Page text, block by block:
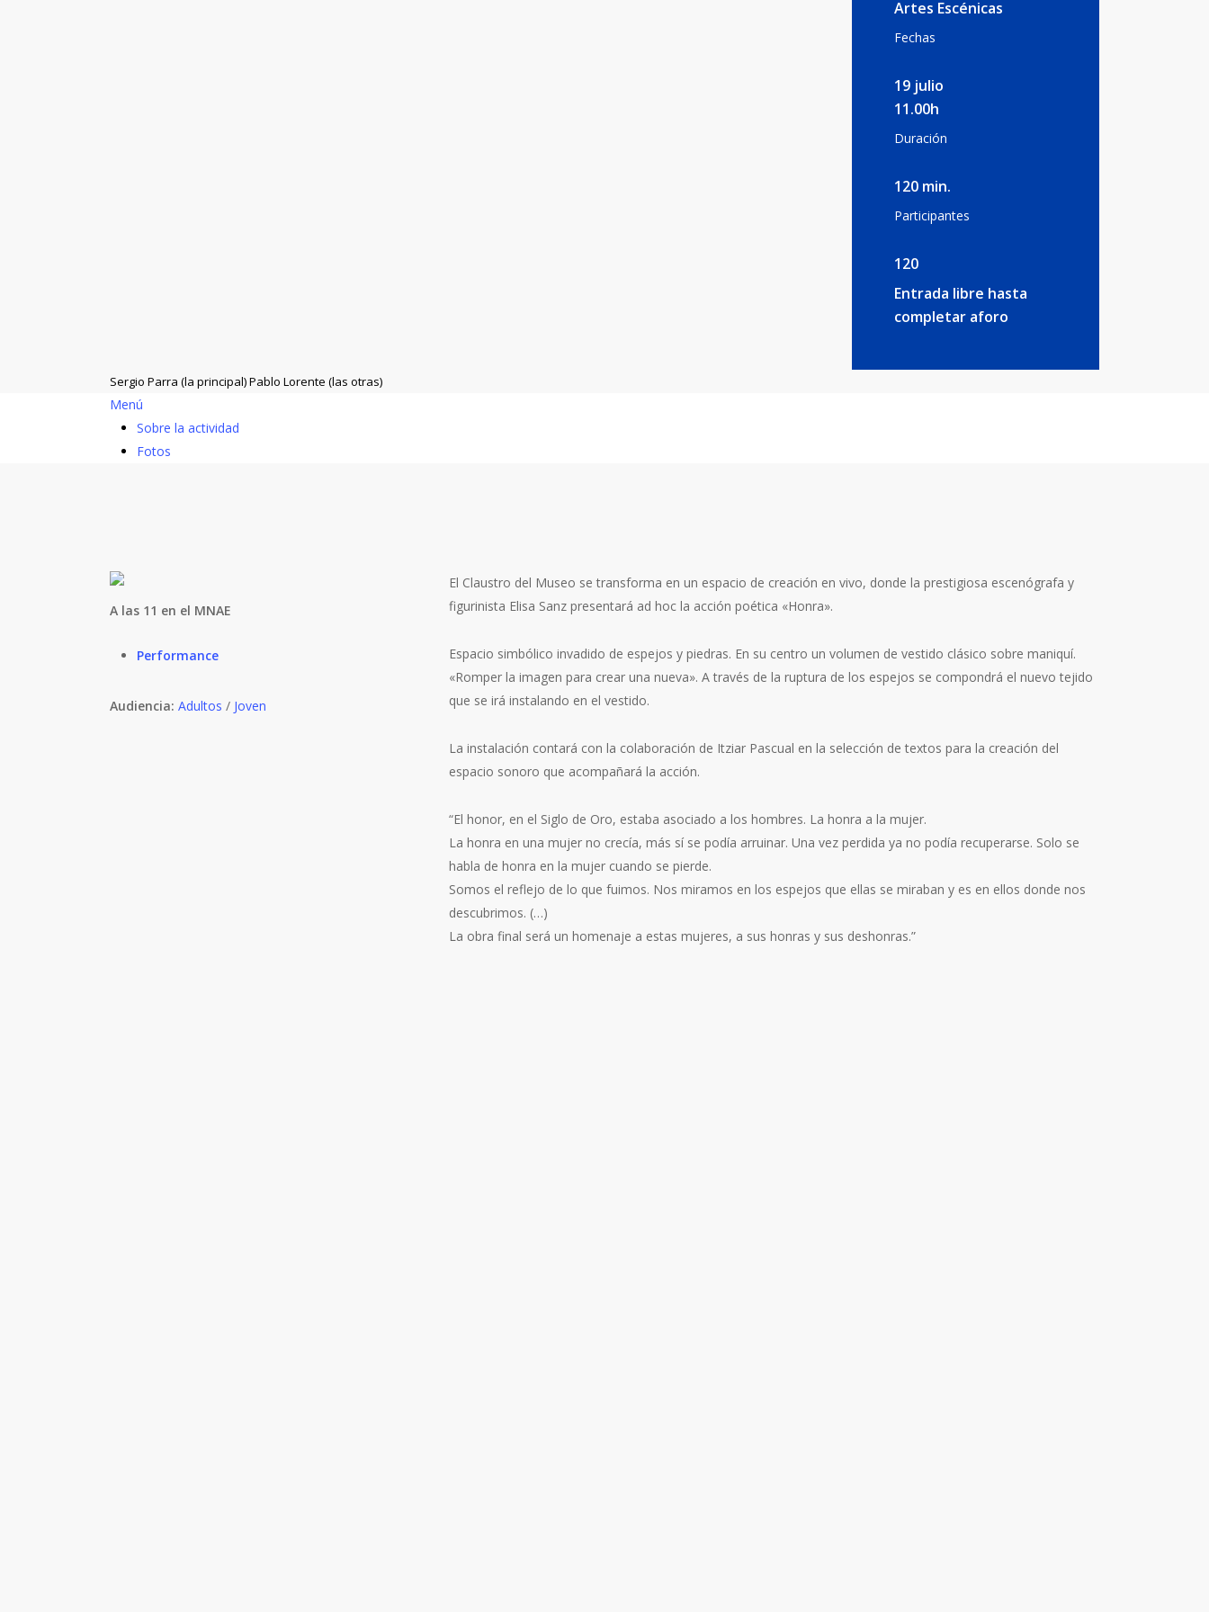
Artes Escénicas
Fechas
19 julio
11.00h
Duración
120 min.
Participantes
120
Entrada libre hasta
completar aforo
Sergio Parra (la principal) Pablo Lorente (las otras)
Menú
Sobre la actividad
Fotos
A las 11 en el MNAE
Performance
Audiencia: Adultos / Joven
El Claustro del Museo se transforma en un espacio de creación en vivo, donde la prestigiosa escenógrafa y
figurinista Elisa Sanz presentará ad hoc la acción poética «Honra».
Espacio simbólico invadido de espejos y piedras. En su centro un volumen de vestido clásico sobre maniquí.
«Romper la imagen para crear una nueva». A través de la ruptura de los espejos se compondrá el nuevo tejido
que se irá instalando en el vestido.
La instalación contará con la colaboración de Itziar Pascual en la selección de textos para la creación del
espacio sonoro que acompañará la acción.
“El honor, en el Siglo de Oro, estaba asociado a los hombres. La honra a la mujer.
La honra en una mujer no crecía, más sí se podía arruinar. Una vez perdida ya no podía recuperarse. Solo se
habla de honra en la mujer cuando se pierde.
Somos el reflejo de lo que fuimos. Nos miramos en los espejos que ellas se miraban y es en ellos donde nos
descubrimos. (…)
La obra final será un homenaje a estas mujeres, a sus honras y sus deshonras.”